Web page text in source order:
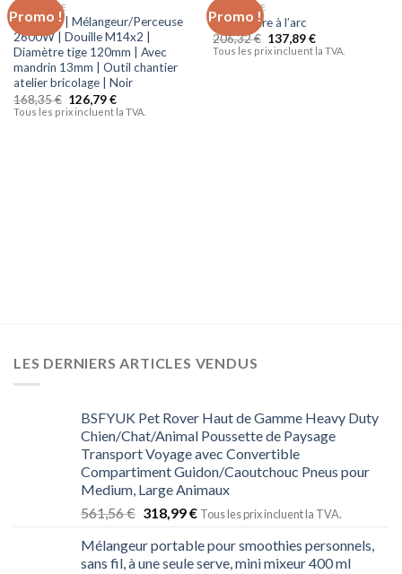
Promo !
à la liste
BRICOLAGE
DCRAFT | Mélangeur/Perceuse
2600W | Douille M14x2 |
Diamètre tige 120mm | Avec
mandrin 13mm | Outil chantier
atelier bricolage | Noir
168,35€ 126,79€
Tous les prix incluent la TVA.
Promo !
BRICOLAGE
La soudure à l’arc
206,32€ 137,89€
Tous les prix incluent la TVA.
LES DERNIERS ARTICLES VENDUS
BSFYUK Pet Rover Haut de Gamme Heavy Duty
Chien/Chat/Animal Poussette de Paysage
Transport Voyage avec Convertible
Compartiment Guidon/Caoutchouc Pneus pour
Medium, Large Animaux
561,56€ 318,99€ Tous les prix incluent la TVA.
Mélangeur portable pour smoothies personnels,
sans fil, à une seule serve, mini mixeur 400 ml